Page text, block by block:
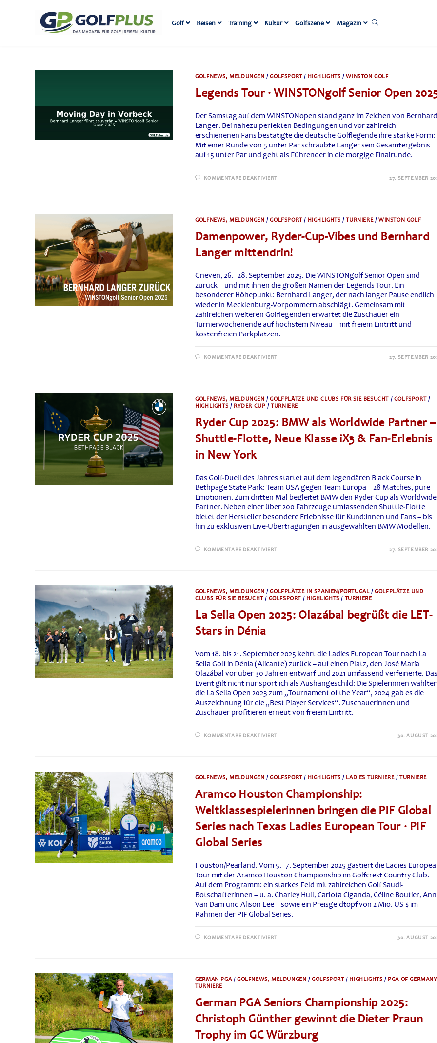
Golf Reisen Training Kultur Golfszene Magazin
Website-
GOLFNEWS, MELDUNGEN /GOLFSPORT/ HIGHLIGHTS /WINSTON GOLF
Legends Tour · WINSTONgolf Senior Open
Der Samstag auf dem WINSTONopen stand ganz im Zeichen von
Langer. Bei nahezu perfekten Bedingungen und vor zahlreich
erschienenen Fans bestätigte die deutsche Golflegende ihre starke Form:
Mit einer Runde von 5 unter Par schraubte Langer sein Gesamtergebnis
auf 15 unter Par und geht als Führender in die morgige Finalrunde.
KOMMENTARE DEAKTIVIERT
OPEN
2025
27. SEPTEMBER
GOLFNEWS, MELDUNGEN /GOLFSPORT/ HIGHLIGHTS /TURNIERE/WINSTON GOLF
Damenpower, Ryder-Cup-Vibes und Bernhard
Langer mittendrin!
Gneven, 26.–28. September 2025. Die WINSTONgolf Senior Open sind
zurück – und mit ihnen die großen Namen der Legends Tour. Ein
besonderer Höhepunkt: Bernhard Langer, der nach langer Pause endlich
wieder in Mecklenburg-Vorpommern abschlägt. Gemeinsam mit
zahlreichen weiteren Golflegenden erwartet die Zuschauer ein
Turnierwochenende auf höchstem Niveau – mit freiem Eintritt und
kostenfreien Parkplätzen.
KOMMENTARE DEAKTIVIERT
BERNHARD
LANGER
MITTENDRIN!
27. SEPTEMBER
GOLFNEWS, MELDUNGEN /GOLFPLÄTZE UND CLUBS FÜR SIE BESUCHT / GOLFSPORT/
HIGHLIGHTS / RYDER CUP /TURNIERE
Ryder Cup 2025: BMW als Worldwide Partner –
Shuttle-Flotte, Neue Klasse iX3 & Fan‑Erlebnis
in New York
Das Golf‑Duell des Jahres startet auf dem legendären Black Course in
Bethpage State Park: Team USA gegen Team Europa – 28 Matches, pure
Emotionen. Zum dritten Mal begleitet BMW den Ryder Cup als Worldwide
Partner. Neben einer über 200 Fahrzeuge umfassenden Shuttle‑Flotte
bietet der Hersteller besondere Erlebnisse für Kund:innen und Fans – bis
hin zu exklusiven Live‑Übertragungen in ausgewählten BMW Modellen.
KOMMENTARE DEAKTIVIERT
WORLDWIDE
PARTNER
–
FLOTTE,
NEUE
IN
NEW
YORK
27. SEPTEMBER
GOLFNEWS, MELDUNGEN /GOLFPLÄTZE IN SPANIEN/PORTUGAL/GOLFPLÄTZE UND
CLUBS FÜR SIE BESUCHT/ GOLFSPORT / HIGHLIGHTS / TURNIERE
La Sella Open 2025: Olazábal begrüßt die LET-
Stars in Dénia
Vom 18. bis 21. September 2025 kehrt die Ladies European Tour nach La
Sella Golf in Dénia (Alicante) zurück – auf einen Platz, den José María
Olazábal vor über 30 Jahren entwarf und 2021 umfassend verfeinerte.
Event gilt nicht nur sportlich als Aushängeschild: Die Spielerinnen
die La Sella Open 2023 zum „Tournament of the Year“, 2024 gab es die
Auszeichnung für die „Best Player Services“. Zuschauerinnen und
Zuschauer profitieren erneut von freiem Eintritt.
KOMMENTARE DEAKTIVIERT
BEGRÜSST D
IE L
TARS I
N D
ÉNIA
30. AUGUST
GOLFNEWS, MELDUNGEN /GOLFSPORT/ HIGHLIGHTS / LADIES TURNIERE/TURNIERE
Aramco Houston Championship:
Weltklassespielerinnen bringen die PIF Global
Series nach Texas Ladies European Tour · PIF
Global Series
Houston/Pearland. Vom 5.–7. September 2025 gastiert die Ladies
Tour mit der Aramco Houston Championship im Golfcrest Country Club.
Auf dem Programm: ein starkes Feld mit zahlreichen Golf Saudi-
Botschafterinnen – u. a. Charley Hull, Carlota Ciganda, Céline Boutier,
Van Dam und Alison Lee – sowie ein Preisgeldtopf von 2 Mio. US-$ im
Rahmen der PIF Global Series.
KOMMENTARE DEAKTIVIERT
DIE
PIF
NACH
TEXAS
EUROPEAN
TOUR
·
PIF
30. AUGUST
GERMAN PGA/GOLFNEWS, MELDUNGEN /GOLFSPORT/ HIGHLIGHTS / PGA OF GERMANY
TURNIERE
German PGA Seniors Championship 2025:
Christoph Günther gewinnt die Dieter Praun
Trophy im GC Würzburg